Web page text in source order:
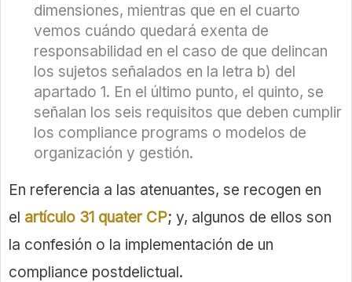
dimensiones, mientras que en el cuarto
vemos cuándo quedará exenta de
responsabilidad en el caso de que delincan
los sujetos señalados en la letra b) del
apartado 1. En el último punto, el quinto, se
señalan los seis requisitos que deben cumplir
los compliance programs o modelos de
organización y gestión.
En referencia a las atenuantes, se recogen en
el artículo 31 quater CP; y, algunos de ellos son
la confesión o la implementación de un
compliance postdelictual.